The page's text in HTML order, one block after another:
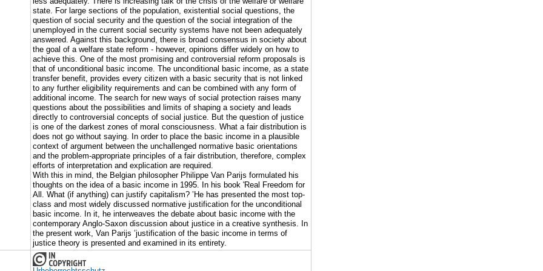
state. For large sections of the population, existential social questions, the
question of social security and the question of the social integration of the
unemployed in the current social security systems have not been adequately
answered. Against this background, there is broad consensus in society about
the goal of a welfare state reform - however, opinions differ widely on how to
achieve this. One of the most promising and controversial reform proposals is
that of unconditional basic income. The unconditional basic income, as a state
transfer benefit, provides every citizen with a basic security that is not linked
to any further eligibility requirements and can be combined with any form of
additional income. The search for new ways of social protection raises many
questions about the possibilities and limits of shaping a society and leads
directly to controversial concepts of social justice. But the question of justice
is one of the darkest zones of moral consciousness. What a fair distribution is
does not go without saying. In order to place the basic income in a plausible
context of argument between the unchallenged normative basic orientations
and the problem-appropriate principles of a fair distribution, therefore, complex
efforts of interpretation and explication are required.
With this in mind, the Belgian philosopher Philippe Van Parijs formulated his
thoughts on the idea of ​​a basic income in 1995. In his book 'Real Freedom for
All. What (if anything) can justify capitalism? ’He has presented the most top-
class and most widely discussed normative justification for the unconditional
basic income. In it, he interweaves the debate about basic income with the
contemporary Anglo-Saxon discussion about justice in a creative synthesis. In
the present work, Van Parijs ’justification of the basic income in terms of
justice theory is presented and examined in its entirety.